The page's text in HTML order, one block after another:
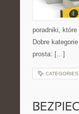
poradniki,
Dobre
prosta: […]
CATEGORIES: